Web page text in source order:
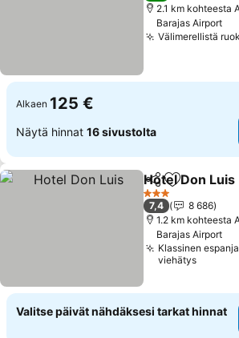
2.1 km kohteesta
Barajas Airport
Välimerellistä
Alkaen 125 €
Näytä hinnat 16 sivustolta
Jaa Lisää
Hotel Don Luis
3 Tähtiluokitus
7,4
8 686
1.2 km kohteesta
Barajas Airport
Klassinen
viehätys
Valitse päivät nähdäksesi tarkat hinnat